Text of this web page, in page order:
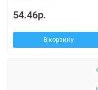
54.46р.
В корзину